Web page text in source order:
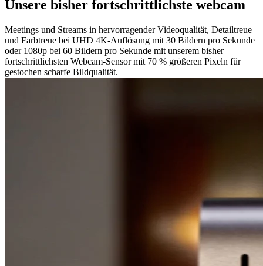
Unsere bisher fortschrittlichste webcam
Meetings und Streams in hervorragender Videoqualität, Detailtreue
und Farbtreue bei UHD 4K-Auflösung mit 30 Bildern pro Sekunde
oder 1080p bei 60 Bildern pro Sekunde mit unserem bisher
fortschrittlichsten Webcam-Sensor mit 70 % größeren Pixeln für
gestochen scharfe Bildqualität.